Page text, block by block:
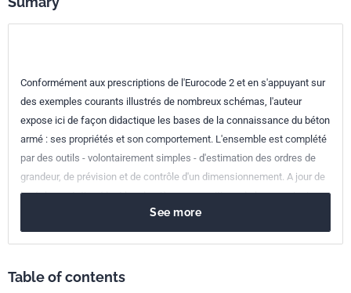
Conformément aux prescriptions de l'Eurocode 2 et en s'appuyant sur
des exemples courants illustrés de nombreux schémas, l'auteur
expose ici de façon didactique les bases de la connaissance du béton
armé : ses propriétés et son comportement. L'ensemble est complété
par des outils - volontairement simples - d'estimation des ordres de
grandeur, de prévision et de contrôle d'un dimensionnement. A jour de
la réglementation (dont les dernières propositions de la commission
de normalisation française pour le calcul des structures en béton),
cette nouvelle édition prend par ailleurs strictement en compte la
treillis soudés. Destiné aux futurs professionnels de la construction
See more
Table of contents